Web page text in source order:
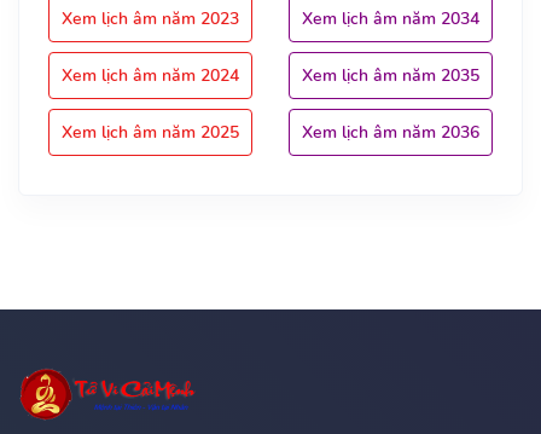
Xem lịch âm năm 2023
Xem lịch âm năm 2024
Xem lịch âm năm 2025
Xem lịch âm năm 2034
Xem lịch âm năm 2035
Xem lịch âm năm 2036